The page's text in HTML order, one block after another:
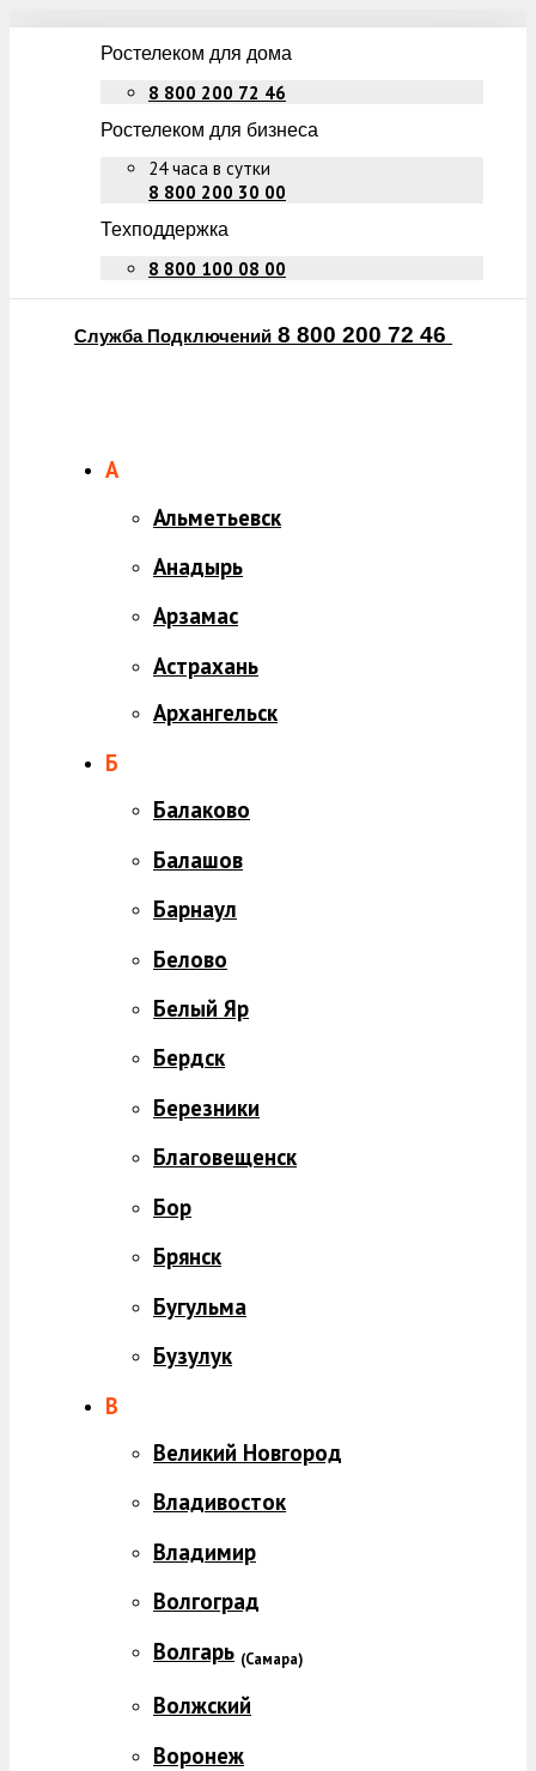
Ростелеком для дома
8 800 200 72 46
Ростелеком для бизнеса
24 часа в сутки
8 800 200 30 00
Техподдержка
8 800 100 08 00
Служба Подключений 8 800 200 72 46
А
Альметьевск
Анадырь
Арзамас
Астрахань
Архангельск
Б
Балаково
Балашов
Барнаул
Белово
Белый Яр
Бердск
Березники
Благовещенск
Бор
Брянск
Бугульма
Бузулук
В
Великий Новгород
Владивосток
Владимир
Волгоград
Волгарь (Самара)
Волжский
Воронеж